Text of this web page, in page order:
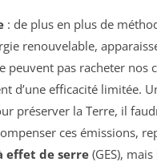
: de plus en plus de
renouvelable,
peuvent pas racheter
d’une efficacité limitée.
préserver la Terre, il
ces émissions,
effet de serre (GES),